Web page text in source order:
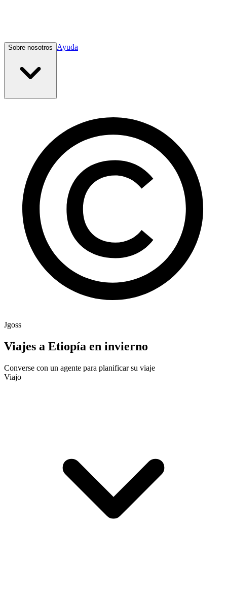
Sobre nosotros Ayuda
Jgoss
Viajes a Etiopía en invierno
Converse con un agente para planificar su viaje
Viajo